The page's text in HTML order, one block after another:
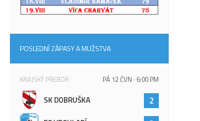
POSLEDNÍ ZÁPASY A MUŽSTVA
KRAJSKÝ PŘEBOR PÁ 12 ČVN · 6:00 PM
SK DOBRUŠKA 2